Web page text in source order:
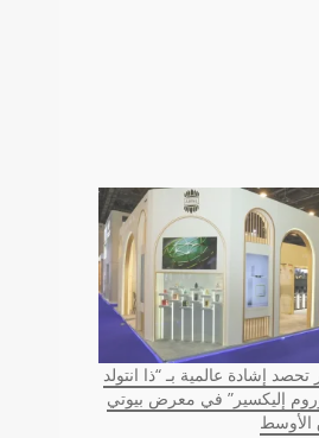
إشادة عالمية بـ “ذا انتولد
إليكسير” في معرض بيوتي
الأوسط